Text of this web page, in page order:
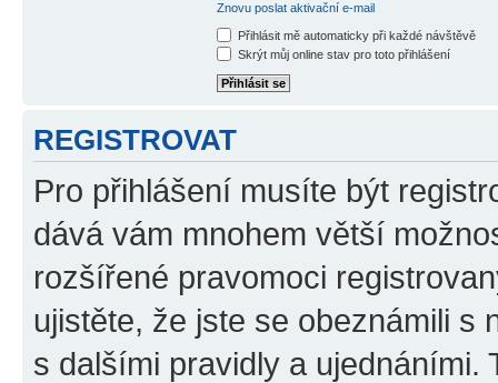
Znovu poslat aktivační e-mail
Přihlásit mě automaticky při každé návštěvě
Skrýt můj online stav pro toto přihlášení
REGISTROVAT
Pro přihlášení musíte být
dává vám mnohem větší
rozšířené pravomoci
ujistěte, že jste se obeznámili s
s dalšími pravidly a ujednáními.